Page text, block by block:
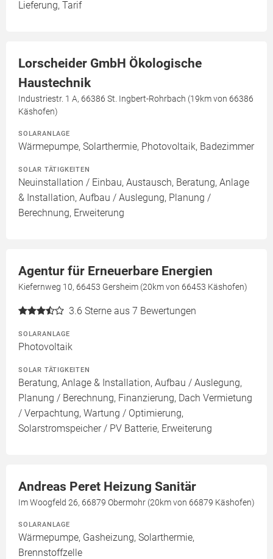
Lieferung, Tarif
Lorscheider GmbH Ökologische
Haustechnik
Industriestr. 1 A, 66386 St. Ingbert-Rohrbach (19km von 66386
Käshofen)
SOLARANLAGE
Wärmepumpe, Solarthermie, Photovoltaik, Badezimmer
SOLAR TÄTIGKEITEN
Neuinstallation / Einbau, Austausch, Beratung, Anlage
& Installation, Aufbau / Auslegung, Planung /
Berechnung, Erweiterung
Agentur für Erneuerbare Energien
Kiefernweg 10, 66453 Gersheim (20km von 66453 Käshofen)
3.6 Sterne aus 7 Bewertungen
SOLARANLAGE
Photovoltaik
SOLAR TÄTIGKEITEN
Beratung, Anlage & Installation, Aufbau / Auslegung,
Planung / Berechnung, Finanzierung, Dach Vermietung
/ Verpachtung, Wartung / Optimierung,
Solarstromspeicher / PV Batterie, Erweiterung
Andreas Peret Heizung Sanitär
Im Woogfeld 26, 66879 Obermohr (20km von 66879 Käshofen)
SOLARANLAGE
Wärmepumpe, Gasheizung, Solarthermie,
Brennstoffzelle